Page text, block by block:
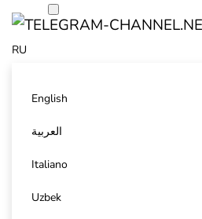
RU
English
العربية
Italiano
Uzbek